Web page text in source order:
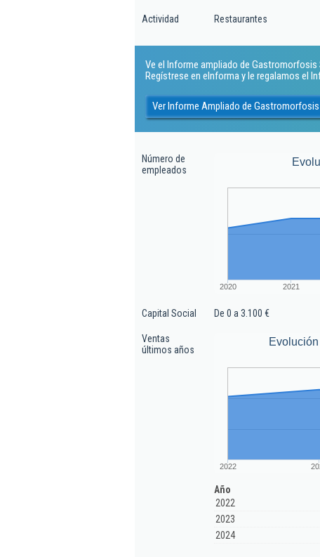
Actividad Restaurantes
Ve el Informe ampliado de Gastromorfosis
Regístrese en eInforma y le regalamos el
Ver Informe Ampliado de Gastromorfosis
Número de
empleados
2020 2021
Capital Social De 0 a 3.100 €
Ventas
últimos años
2022
Año
2022
2023
2024